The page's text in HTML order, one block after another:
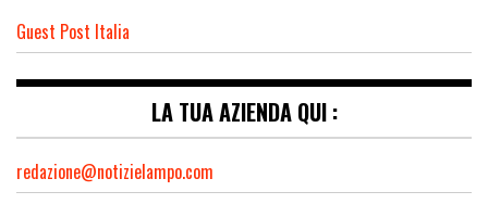
Guest Post Italia
LA TUA AZIENDA QUI :
redazione@notizielampo.com